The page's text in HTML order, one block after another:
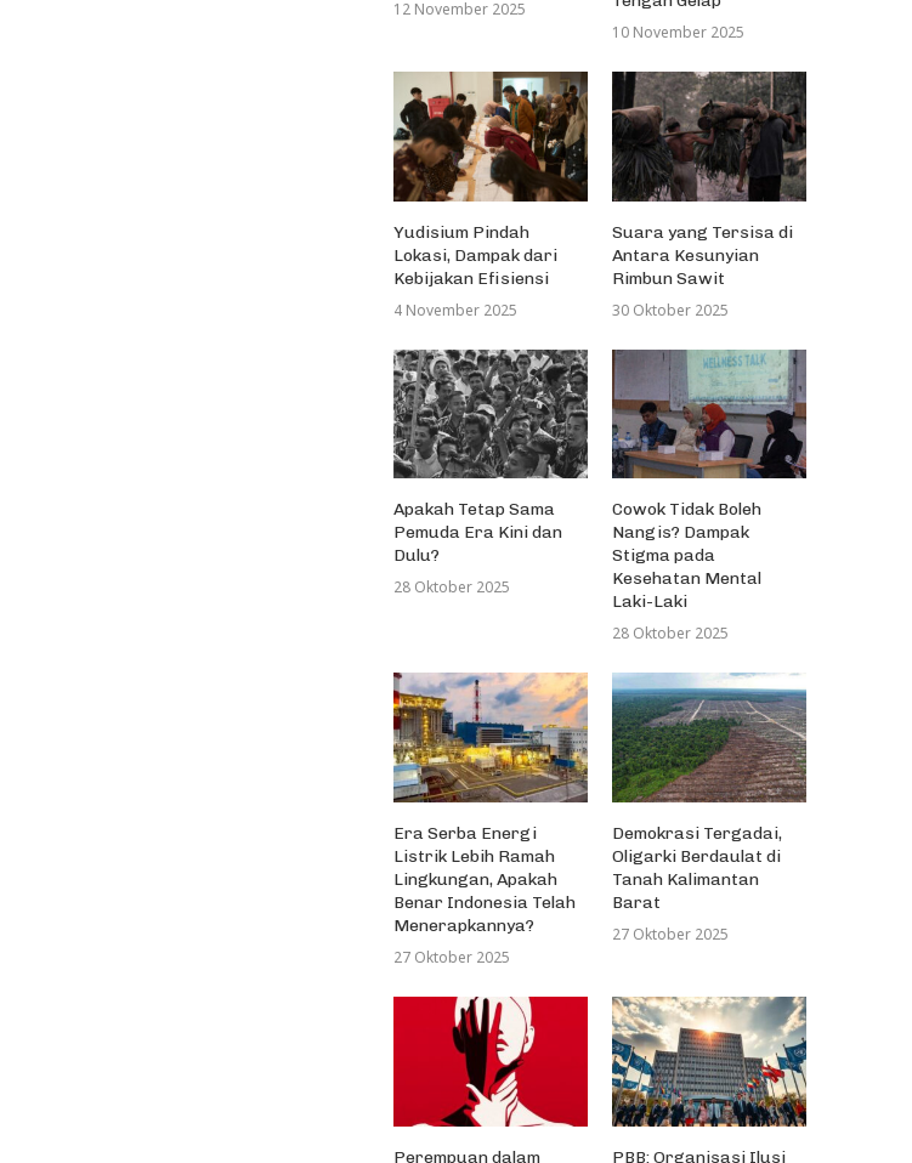
12 November 2025
10 November 2025
Yudisium Pindah
Lokasi, Dampak dari
Kebijakan Efisiensi
4 November 2025
Suara yang Tersisa di
Antara Kesunyian
Rimbun Sawit
30 Oktober 2025
Apakah Tetap Sama
Pemuda Era Kini dan
Dulu?
28 Oktober 2025
Cowok Tidak Boleh
Nangis? Dampak
Stigma pada
Kesehatan Mental
Laki-Laki
28 Oktober 2025
Era Serba Energi
Listrik Lebih Ramah
Lingkungan, Apakah
Benar Indonesia Telah
Menerapkannya?
27 Oktober 2025
Demokrasi Tergadai,
Oligarki Berdaulat di
Tanah Kalimantan
Barat
27 Oktober 2025
Perempuan dalam PBB: Organisasi Ilusi